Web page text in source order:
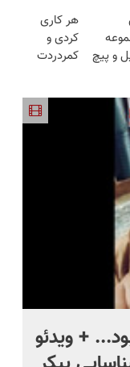
محوش کن!
و پیچ
قیمت
هر کاری
کردی و
کمردردت
پرسشنامه و
دریافت راه
+ ویدئو